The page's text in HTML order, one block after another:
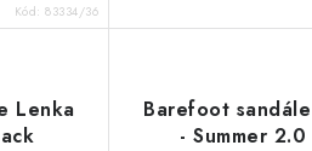
Kód:83334/36
Lenka
Barefoot
- Summer